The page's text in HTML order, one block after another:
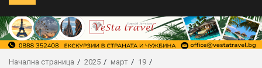
Начална страница 2025 март
19